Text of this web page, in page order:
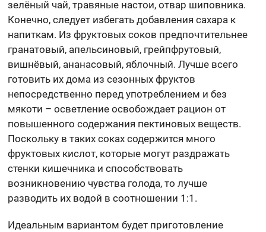
зелёный чай, травяные настои, отвар шиповника.
Конечно, следует избегать добавления сахара к
напиткам. Из фруктовых соков предпочтительнее
гранатовый, апельсиновый, грейпфрутовый,
вишнёвый, ананасовый, яблочный. Лучше всего
готовить их дома из сезонных фруктов
непосредственно перед употреблением и без
мякоти – осветление освобождает рацион от
повышенного содержания пектиновых веществ.
Поскольку в таких соках содержится много
фруктовых кислот, которые могут раздражать
стенки кишечника и способствовать
возникновению чувства голода, то лучше
разводить их водой в соотношении 1:1.
Идеальным вариантом будет приготовление